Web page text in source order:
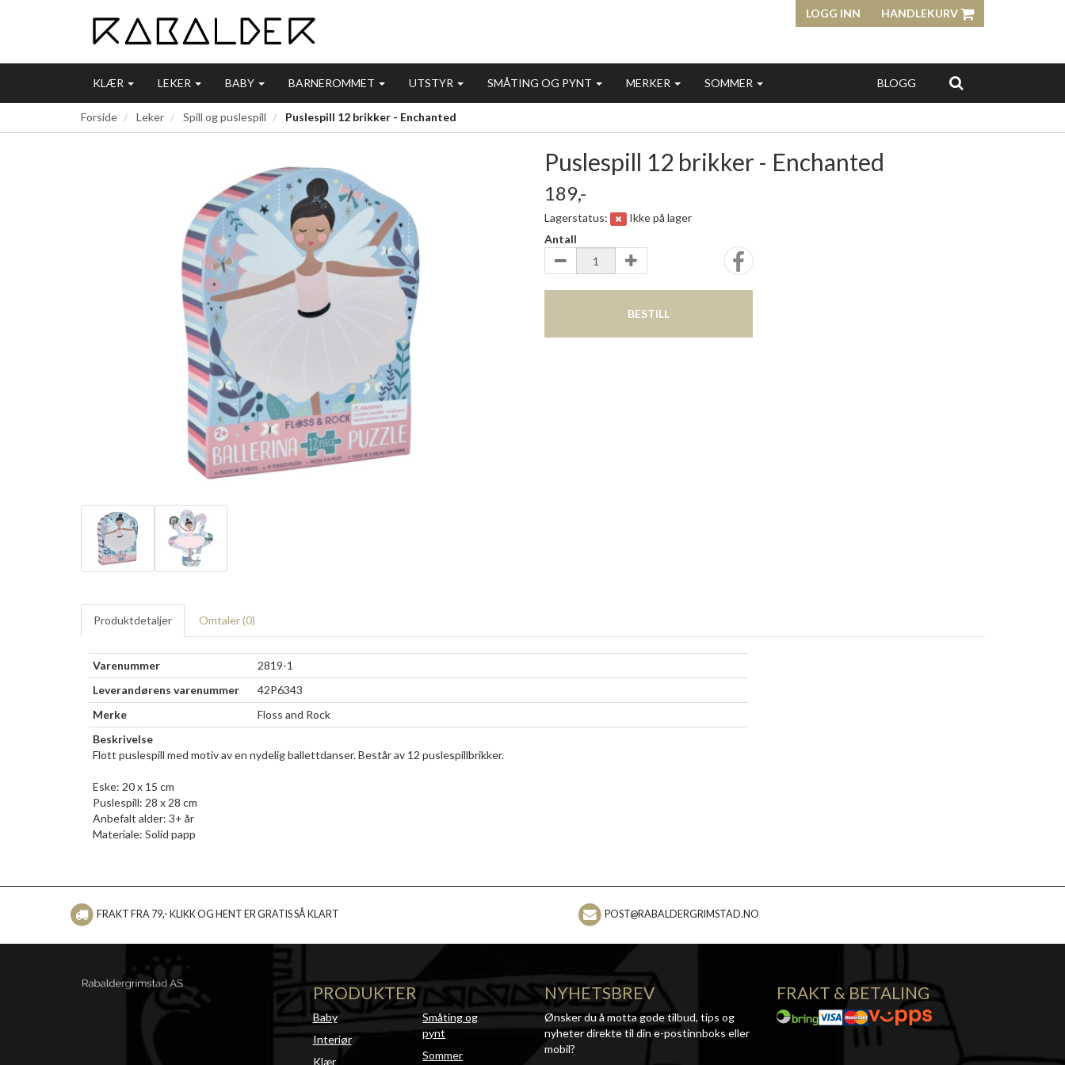
LOGG INN HANDLEKURV
KLÆR LEKER BABY BARNEROMMET UTSTYR SMÅTING OG PYNT MERKER SOMMER BLOGG
Forside Leker Spill og puslespill Puslespill 12 brikker - Enchanted
Puslespill 12 brikker - Enchanted
189,-
Lagerstatus:
Ikke på lager
Antall
BESTILL
Produktdetaljer Omtaler (0)
Varenummer
2819-1
Leverandørens varenummer
42P6343
Merke
Floss and Rock
Beskrivelse
Flott puslespill med motiv av en nydelig ballettdanser. Består av 12 puslespillbrikker.
Eske: 20 x 15 cm
Puslespill: 28 x 28 cm
Anbefalt alder: 3+ år
Materiale: Solid papp
FRAKT FRA 79,- KLIKK OG HENT ER GRATIS SÅ KLART POST@RABALDERGRIMSTAD.NO
PRODUKTER
Baby
Interiør
Klær
Småting og
pynt
Sommer
NYHETSBREV
Ønsker du å motta gode tilbud, tips og
nyheter direkte til din e-postinnboks eller
mobil?
FRAKT & BETALING